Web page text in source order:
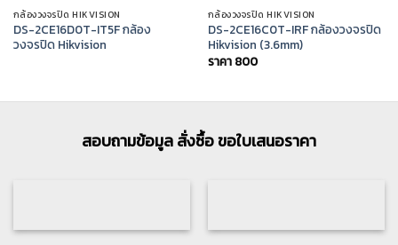
กล้องวงจรปิด HIKVISION
DS-2CE16D0T-IT5F กล้อง
วงจรปิด Hikvision
กล้องวงจรปิด HIKVISION
DS-2CE16C0T-IRF กล้องวงจรปิด
Hikvision (3.6mm)
ราคา 800
สอบถามข้อมูล สั่งซื้อ ขอใบเสนอราคา